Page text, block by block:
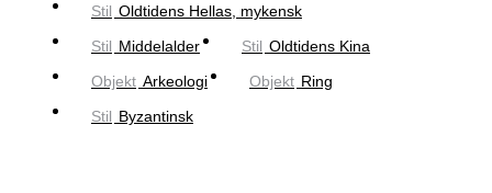
Stil Oldtidens Hellas, mykensk
Stil Middelalder Stil Oldtidens Kina
Objekt Arkeologi Objekt Ring
Stil Byzantinsk